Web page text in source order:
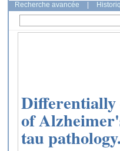
Recherche avancée
Differentially
of
tau pathology.